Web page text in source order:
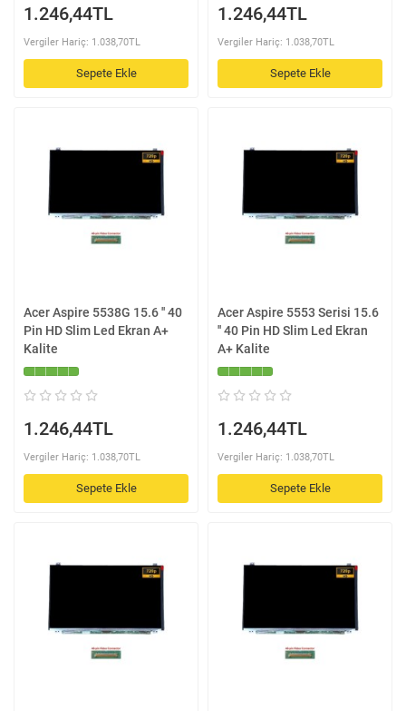
1.246,44TL
Vergiler Hariç: 1.038,70TL
Sepete Ekle
1.246,44TL
Vergiler Hariç: 1.038,70TL
Sepete Ekle
Acer Aspire 5538G 15.6 '' 40
Pin HD Slim Led Ekran A+
Kalite
1.246,44TL
Vergiler Hariç: 1.038,70TL
Sepete Ekle
Acer Aspire 5553 Serisi 15.6
'' 40 Pin HD Slim Led Ekran
A+ Kalite
1.246,44TL
Vergiler Hariç: 1.038,70TL
Sepete Ekle